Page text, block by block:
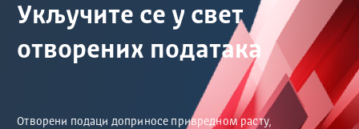
Укључите се у свет
отворених података
Отворени подаци доприносе привредном расту,